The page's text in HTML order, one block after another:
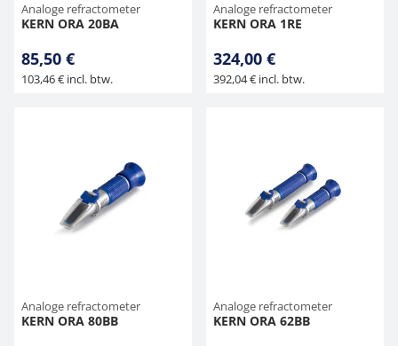
Analoge refractometer
KERN ORA 20BA
85,50 €
103,46 € incl. btw.
Analoge refractometer
KERN ORA 1RE
324,00 €
392,04 € incl. btw.
Analoge refractometer
KERN ORA 80BB
Analoge refractometer
KERN ORA 62BB